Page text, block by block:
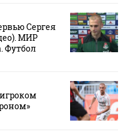
Сергея
МИР
Футбол